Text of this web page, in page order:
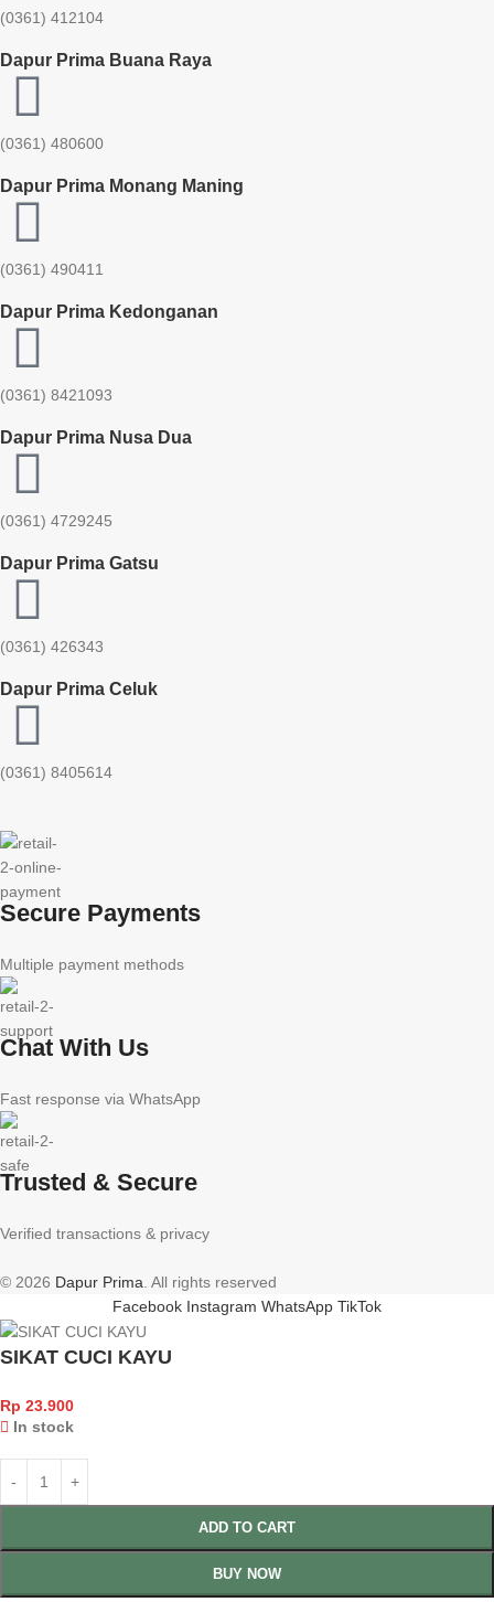
(0361) 412104
Dapur Prima Buana Raya
(0361) 480600
Dapur Prima Monang Maning
(0361) 490411​
Dapur Prima Kedonganan
(0361) 8421093
Dapur Prima Nusa Dua
(0361) 4729245
Dapur Prima Gatsu
(0361) 426343
Dapur Prima Celuk
(0361) 8405614
Secure Payments
Multiple payment methods
Chat With Us
Fast response via WhatsApp
Trusted & Secure
Verified transactions & privacy
© 2026 Dapur Prima . All rights reserved
Facebook Instagram WhatsApp TikTok
SIKAT CUCI KAYU
Rp 23.900
In stock
ADD TO CART
BUY NOW